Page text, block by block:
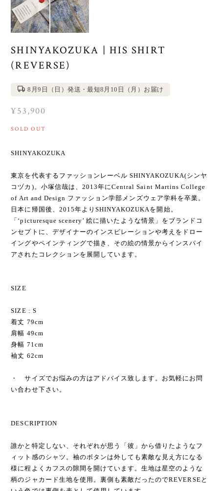
SHINYAKOZUKA | HIS SHIRT
(REVERSE)
8月9日（日）発送・最短8月10日（月）お届け
¥53,900
SOLD OUT
SHINYAKOZUKA
東京を代表するファッションレーベル SHINYAKOZUKA(シンヤ
コヅカ)。小塚信哉は、2013年にCentral Saint Martins College
of Art and Design ファッション学部メンズウェア学科を卒業。
日本に帰国後、2015年よりSHINYAKOZUKAを開始。
「‘picturesque scenery’ 絵に描いたような情景」をブランドコ
ンセプトに、デザイナーのインスピレーションや考えをドロー
イングやペインティングで描き、その絵の情景からインスパイ
アされたコレクションを展開しています。
SIZE
SIZE : S
着丈 79cm
肩幅 49cm
身幅 71cm
袖丈 62cm
・ サイズでお悩みの方はアドバイス致します。お気軽にお問
い合わせ下さい。
DESCRIPTION
誰かと特定しない、それぞれが思う「彼」から借りたようなフ
ィット感のシャツ。袖のボタンは外しても素敵な見え方になる
様に程よくカフスの隙間を開けています。生地は星空のような
柄のジャカード生地を使用。裏側も素敵だったのでREVERSEと